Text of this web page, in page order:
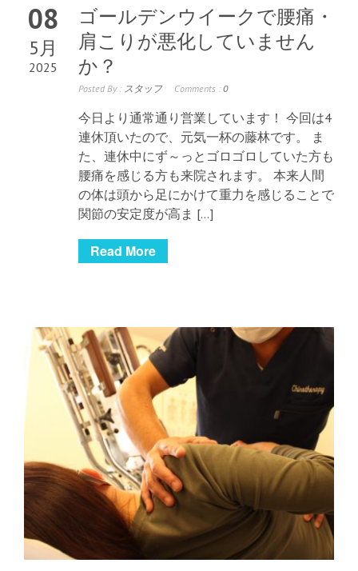
08
5月
2025
ゴールデンウイークで腰痛・
肩こりが悪化していません
か？
Posted By : スタッフ Comments : 0
今日より通常通り営業しています！ 今回は4
連休頂いたので、元気一杯の藤林です。 ま
た、連休中にず～っとゴロゴロしていた方も
腰痛を感じる方も来院されます。 本来人間
の体は頭から足にかけて重力を感じることで
関節の安定度が高ま […]
Read More